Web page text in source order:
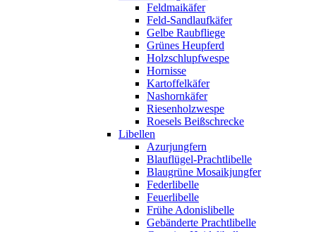
Feldmaikäfer
Feld-Sandlaufkäfer
Gelbe Raubfliege
Grünes Heupferd
Holzschlupfwespe
Hornisse
Kartoffelkäfer
Nashornkäfer
Riesenholzwespe
Roesels Beißschrecke
Libellen
Azurjungfern
Blauflügel-Prachtlibelle
Blaugrüne Mosaikjungfer
Federlibelle
Feuerlibelle
Frühe Adonislibelle
Gebänderte Prachtlibelle